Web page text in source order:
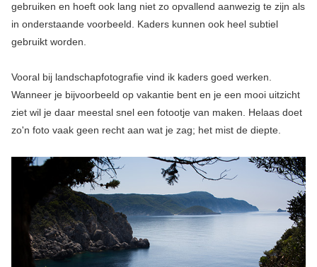
gebruiken en hoeft ook lang niet zo opvallend aanwezig te zijn als
in onderstaande voorbeeld. Kaders kunnen ook heel subtiel
gebruikt worden.
Vooral bij landschapfotografie vind ik kaders goed werken.
Wanneer je bijvoorbeeld op vakantie bent en je een mooi uitzicht
ziet wil je daar meestal snel een fotootje van maken. Helaas doet
zo'n foto vaak geen recht aan wat je zag; het mist de diepte.